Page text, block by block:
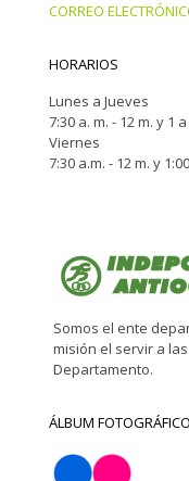
CORREO
HORARIOS
Lunes a Jueves
7:30 a. m. - 12 m. y 1
Viernes
7:30 a.m. - 12 m. y
Somos el ente
misión el servir a
Departamento.
ÁLBUM FOTOGRÁFICO